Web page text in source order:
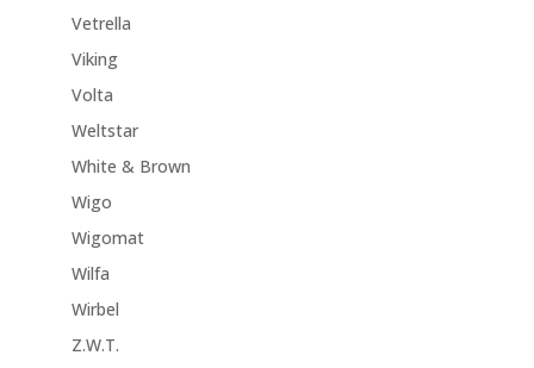
Vetrella
Viking
Volta
Weltstar
White & Brown
Wigo
Wigomat
Wilfa
Wirbel
Z.W.T.